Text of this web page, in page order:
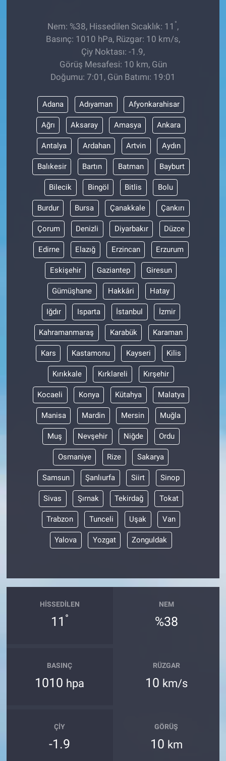
Nem: %38, Hissedilen Sıcaklık: 11 °,
Basınç: 1010 hPa, Rüzgar: 10 km/s,
Çiy Noktası: -1.9,
Görüş Mesafesi: 10 km, Gün
Doğumu: 7:01, Gün Batımı: 19:01
Adana Adıyaman Afyonkarahisar
Ağrı Aksaray Amasya Ankara
Antalya Ardahan Artvin Aydın
Balıkesir Bartın Batman Bayburt
Bilecik Bingöl Bitlis Bolu
Burdur Bursa Çanakkale Çankırı
Çorum Denizli Diyarbakır Düzce
Edirne Elazığ Erzincan Erzurum
Eskişehir Gaziantep Giresun
Gümüşhane Hakkâri Hatay
Iğdır Isparta İstanbul İzmir
Kahramanmaraş Karabük Karaman
Kars Kastamonu Kayseri Kilis
Kırıkkale Kırklareli Kırşehir
Kocaeli Konya Kütahya Malatya
Manisa Mardin Mersin Muğla
Muş Nevşehir Niğde Ordu
Osmaniye Rize Sakarya
Samsun Şanlıurfa Siirt Sinop
Sivas Şırnak Tekirdağ Tokat
Trabzon Tunceli Uşak Van
Yalova Yozgat Zonguldak
HISSEDILEN
11 °
NEM
%38
BASINÇ
1010 hpa
RÜZGAR
10 km/s
ÇIY
-1.9
GÖRÜŞ
10 km